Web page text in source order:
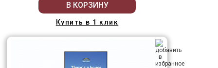
В КОРЗИНУ
Купить в 1 клик